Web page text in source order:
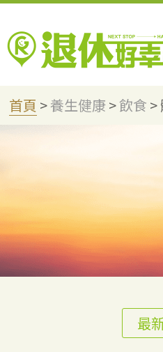
首頁 >養生健康>飲食 >
最